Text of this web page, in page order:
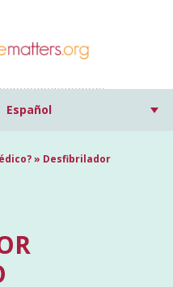
Español
» Desfibrilador